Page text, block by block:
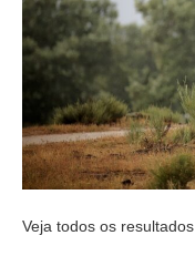
Veja todos os resultados